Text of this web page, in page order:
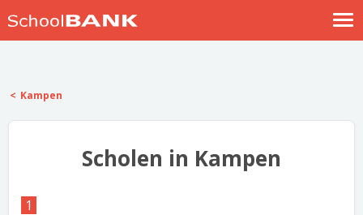
Help
Kampen
Scholen in Kampen
1